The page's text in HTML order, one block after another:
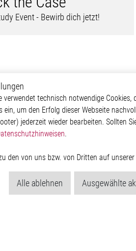
Event - Bewirb dich jetzt!
Karriere
Arbeiten bei Elmos
Berufsausbildung
Events
Automotive
Our Solutions
verwendet technisch notwendige
ein, um den Erfolg dieser Webseite
jederzeit wieder bearbeiten. Sollten
.
den von uns bzw. von Dritten auf
Alle ablehnen Ausgewählte